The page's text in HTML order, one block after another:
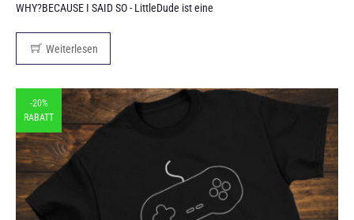
WHY?BECAUSE I SAID SO - LittleDude ist eine
Weiterlesen
-20%
RABATT